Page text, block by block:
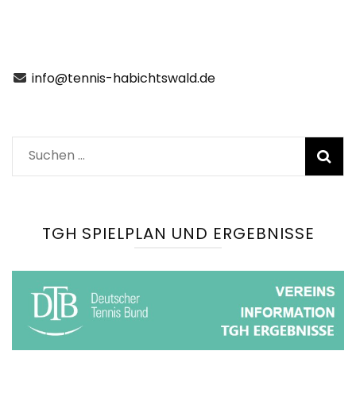
info@tennis-habichtswald.de
Suchen
nach:
TGH SPIELPLAN UND ERGEBNISSE